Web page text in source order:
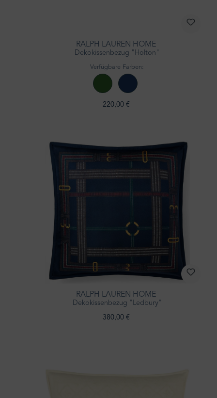
RALPH LAUREN HOME
Dekokissenbezug "Holton"
Verfügbare Farben:
220,00 €
RALPH LAUREN HOME
Dekokissenbezug "Ledbury"
380,00 €